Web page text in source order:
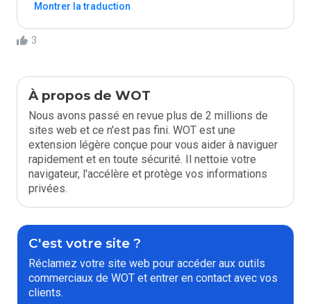
Montrer la traduction
3
À propos de WOT
Nous avons passé en revue plus de 2 millions de
sites web et ce n'est pas fini. WOT est une
extension légère conçue pour vous aider à naviguer
rapidement et en toute sécurité. Il nettoie votre
navigateur, l'accélère et protège vos informations
privées.
C'est votre site ?
Réclamez votre site web pour accéder aux outils
commerciaux de WOT et entrer en contact avec vos
clients.